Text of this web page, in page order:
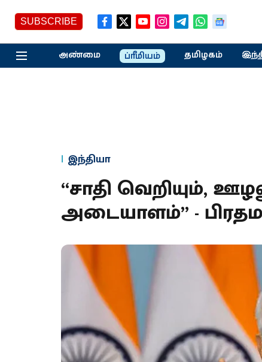
SUBSCRIBE
அண்மை ப்ரீமியம் தமிழகம்
இந்தியா
“சாதி வெறியும்,
அடையாளம்” -